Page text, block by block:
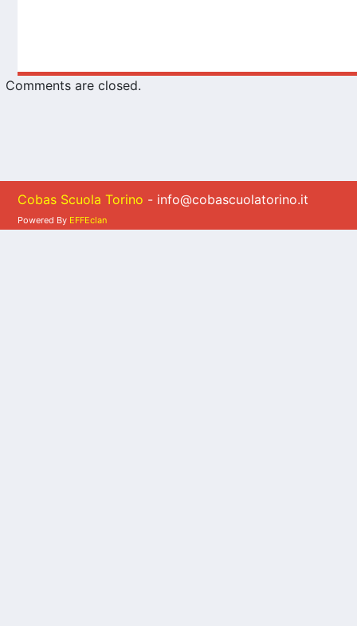
Comments are closed.
Cobas Scuola Torino - info@cobascuolatorino.it
Powered By EFFEclan